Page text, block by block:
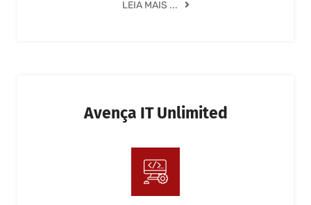
LEIA MAIS ...
Avença IT Unlimited